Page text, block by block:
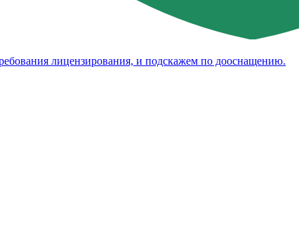
лицензирования, и подскажем по дооснащению.